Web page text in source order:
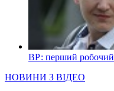
ВР: перший
НОВИНИ З ВІДЕО